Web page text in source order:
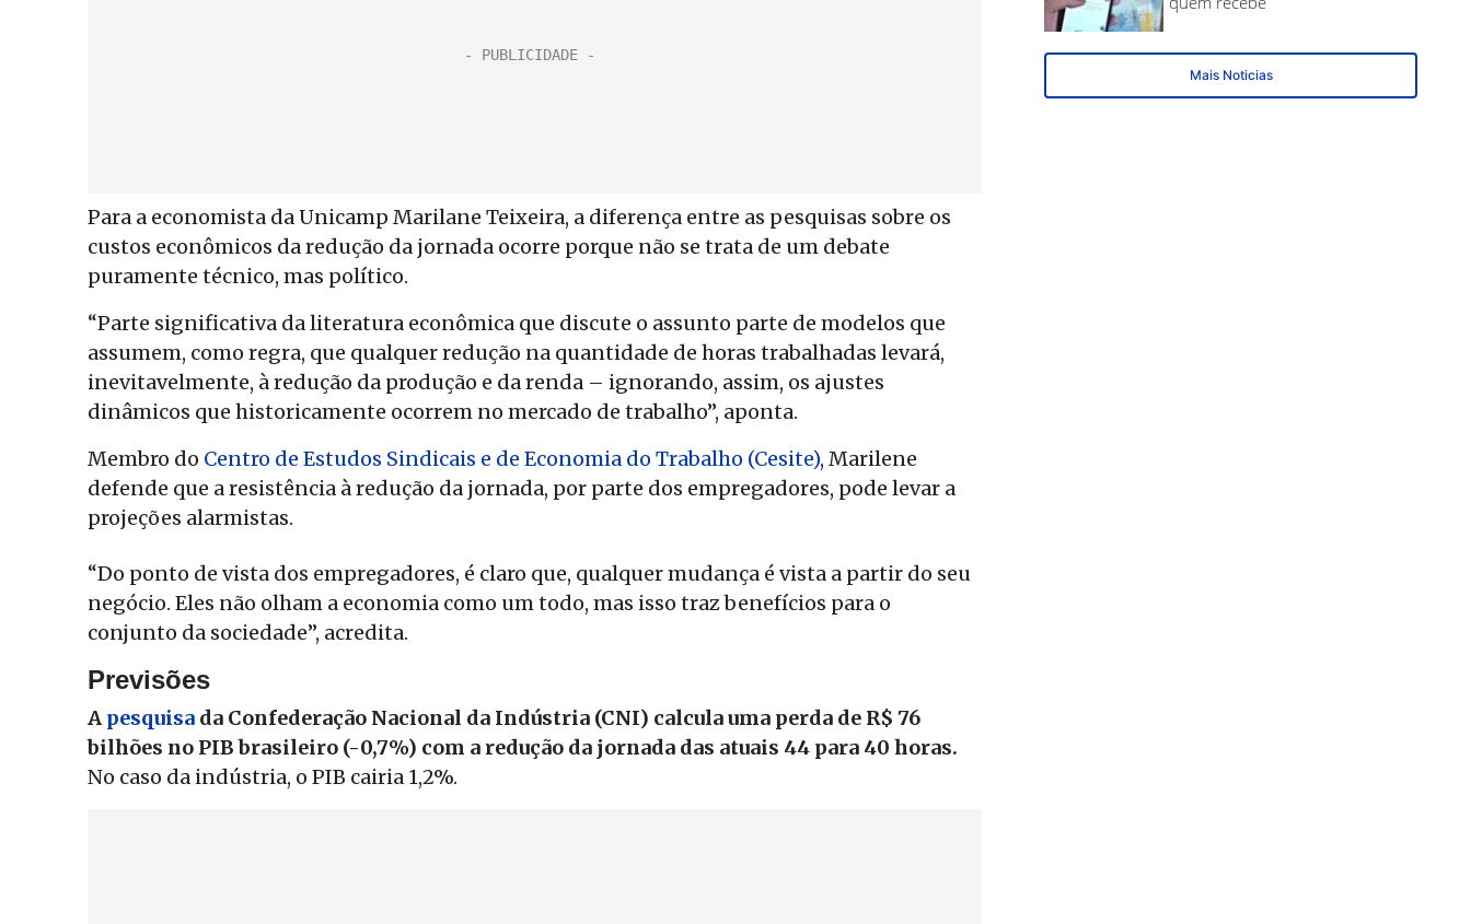
Para a economista da Unicamp Marilane Teixeira, a diferença entre as pesquisas sobre os
custos econômicos da redução da jornada ocorre porque não se trata de um debate
puramente técnico, mas político.
“Parte significativa da literatura econômica que discute o assunto parte de modelos que
assumem, como regra, que qualquer redução na quantidade de horas trabalhadas levará,
inevitavelmente, à redução da produção e da renda – ignorando, assim, os ajustes
dinâmicos que historicamente ocorrem no mercado de trabalho”, aponta.
Membro do Centro de Estudos Sindicais e de Economia do Trabalho (Cesite), Marilene
defende que a resistência à redução da jornada, por parte dos empregadores, pode levar a
projeções alarmistas.
“Do ponto de vista dos empregadores, é claro que, qualquer mudança é vista a partir do seu
negócio. Eles não olham a economia como um todo, mas isso traz benefícios para o
conjunto da sociedade”, acredita.
Previsões
A pesquisa da Confederação Nacional da Indústria (CNI) calcula uma perda de R$ 76
bilhões no PIB brasileiro (-0,7%) com a redução da jornada das atuais 44 para 40 horas.
No caso da indústria, o PIB cairia 1,2%.